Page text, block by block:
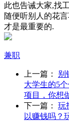
此也告诫大家,找
随便听别人的花
才是最重要的
兼职
上一篇：
别
大学生的5
项目，你想
下一篇：
玩
以赚钱吗？